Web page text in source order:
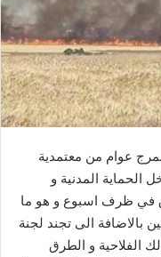
عوام من معتمدية
الحماية المدنية و
في ظرف اسبوع و هو ما
بالاضافة الى تجند لجنة
الفلاحية و الطرق